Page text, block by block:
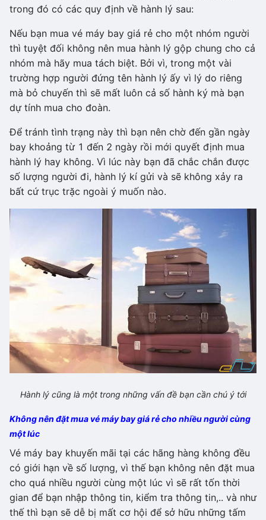
trong đó có các quy định về hành lý sau:
Nếu bạn mua vé máy bay giá rẻ cho một nhóm người
thì tuyệt đối không nên mua hành lý gộp chung cho cả
nhóm mà hãy mua tách biệt. Bởi vì, trong một vài
trường hợp người đứng tên hành lý ấy vì lý do riêng
mà bỏ chuyến thì sẽ mất luôn cả số hành ký mà bạn
dự tính mua cho đoàn.
Để tránh tình trạng này thì bạn nên chờ đến gần ngày
bay khoảng từ 1 đến 2 ngày rồi mới quyết định mua
hành lý hay không. Vì lúc này bạn đã chắc chắn được
số lượng người đi, hành lý kí gửi và sẽ không xảy ra
bất cứ trục trặc ngoài ý muốn nào.
Hành lý cũng là một trong những vấn đề bạn cần chú ý tới
Không nên đặt mua vé máy bay giá rẻ cho nhiều người cùng
một lúc
Vé máy bay khuyến mãi tại các hãng hàng không đều
có giới hạn về số lượng, vì thế bạn không nên đặt mua
cho quá nhiều người cùng một lúc vì sẽ rất tốn thời
gian để bạn nhập thông tin, kiểm tra thông tin,.. và như
thế thì bạn sẽ dễ bị mất cơ hội để sở hữu những tấm